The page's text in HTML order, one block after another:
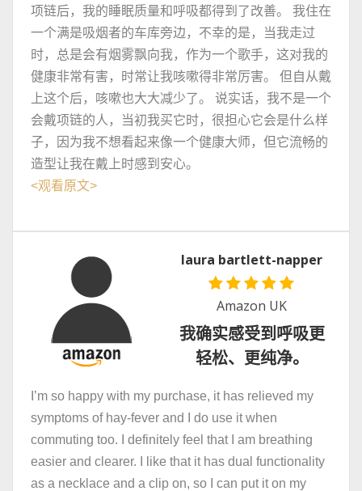
项链后，我的睡眠质量和呼吸都得到了改善。 我住在
一个满是吸烟者的车库旁边，不幸的是，当我走过
时，总是会有烟雾飘向我，作为一个歌手，这对我的
健康非常有害，时常让我咳嗽得非常厉害。 但自从戴
上这个后，咳嗽也大大减少了。 说实话，我不是一个
会戴项链的人，当初我买它时，很担心它会是什么样
子，因为我不想看起来像一个健康大师，但它流畅的
造型让我在戴上时感到安心。
<观看原文>
laura bartlett-napper
Amazon UK
我确实感受到呼吸更
轻松、更纯净。
I’m so happy with my purchase, it has relieved my
symptoms of hay-fever and I do use it when
commuting too. I definitely feel that I am breathing
easier and clearer. I like that it has dual functionality
as a necklace and a clip on, so I can put it on my